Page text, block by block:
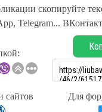
скопируйте
Telegram...
сайтов Для